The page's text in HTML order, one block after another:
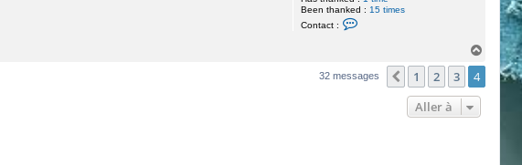
Been thanked : 15 times
Contact :
c
t
32 messages Précédente
1 2 3 4
Aller à